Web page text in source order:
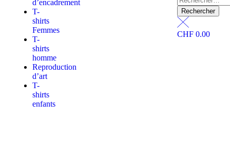
d’encadrement
T-
shirts
Femmes
T-
shirts
homme
Reproduction
d’art
T-
shirts
enfants
CHF0.00